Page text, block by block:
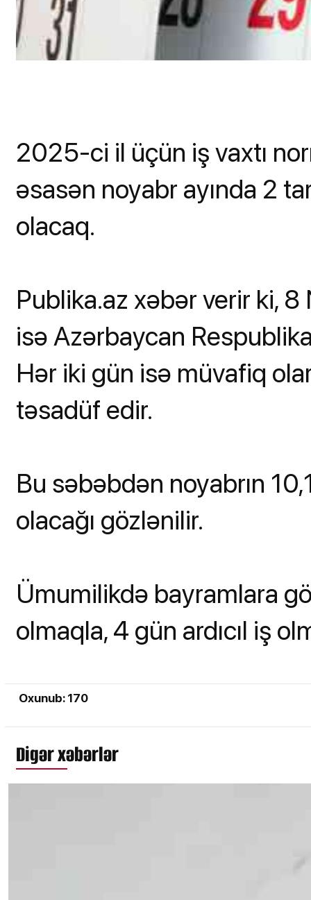
2025-ci il üçün iş vaxtı
əsasən noyabr ayında 2
olacaq.
Publika.az xəbər verir ki,
isə Azərbaycan
Hər iki gün isə müvafiq
təsadüf edir.
Bu səbəbdən noyabrın
olacağı gözlənilir.
Ümumilikdə bayramlara
olmaqla, 4 gün ardıcıl iş
Oxunub: 170
Digər xəbərlər